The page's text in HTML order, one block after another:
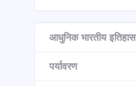
आधुनिक भारतीय इतिहास
पर्यावरण